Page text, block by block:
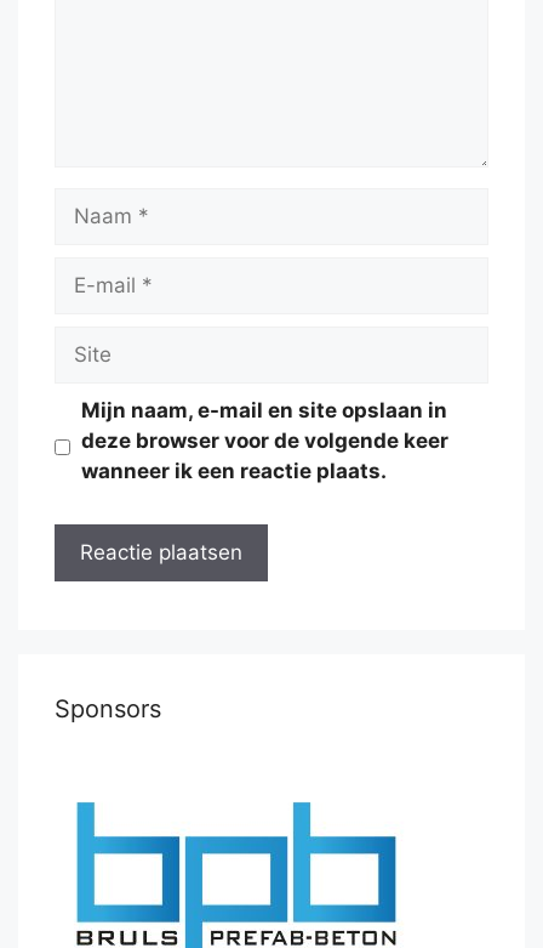
Naam
Site
Mijn naam, e-mail en site opslaan in
deze browser voor de volgende keer
wanneer ik een reactie plaats.
Sponsors